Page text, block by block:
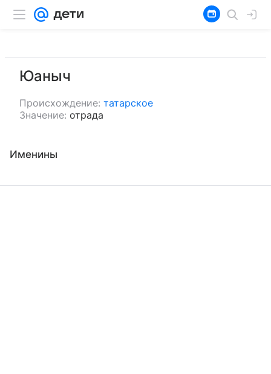
Юаныч
Происхождение: татарское
Значение: отрада
Именины